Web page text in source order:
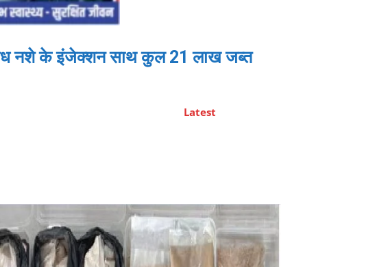
नशे के इंजेक्शन साथ कुल 21 लाख जब्त
Latest